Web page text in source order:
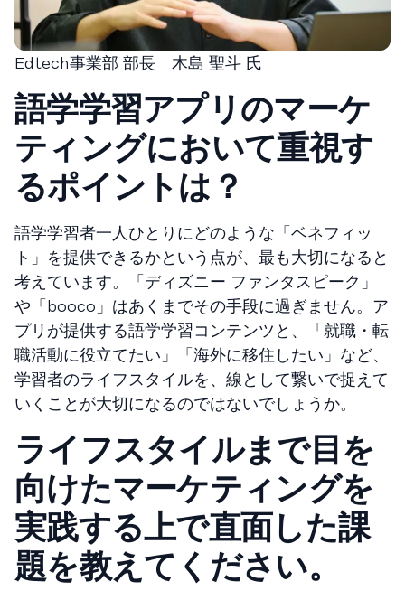
Edtech事業部 部長 木島 聖斗 氏
語学学習アプリのマーケ
ティングにおいて重視す
るポイントは？
語学学習者一人ひとりにどのような「ベネフィッ
ト」を提供できるかという点が、最も大切になると
考えています。「ディズニー ファンタスピーク」
や「booco」はあくまでその手段に過ぎません。ア
プリが提供する語学学習コンテンツと、「就職・転
職活動に役立てたい」「海外に移住したい」など、
学習者のライフスタイルを、線として繋いで捉えて
いくことが大切になるのではないでしょうか。
ライフスタイルまで目を
向けたマーケティングを
実践する上で直面した課
題を教えてください。